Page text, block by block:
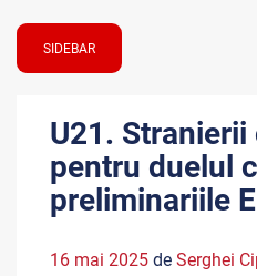
SIDEBAR
U21.
pentru duelul
preliminariile
16 mai 2025 de Serghei